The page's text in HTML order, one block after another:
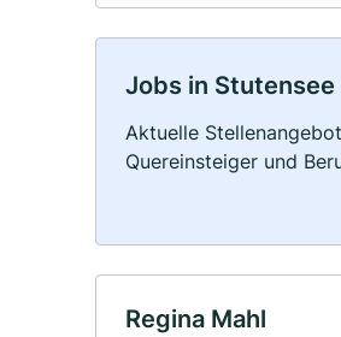
Jobs in
Aktuelle
Quereinsteiger und
Regina Mahl